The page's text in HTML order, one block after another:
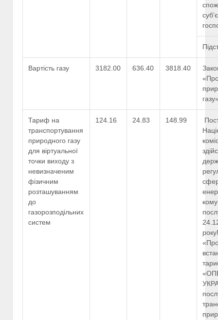
Вартість газу 3182.00 636.40 3818.40
Тариф на
транспортування
природного газу
для віртуальної
точки виходу з
невизначеним
фізичним
розташуванням
до
газорозподільних
систем
124.16 24.83 148.99